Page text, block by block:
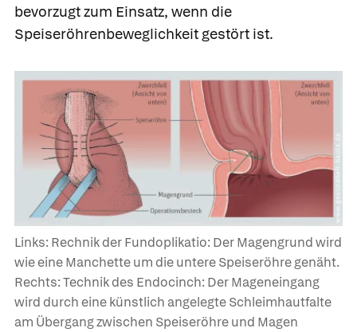
bevorzugt zum Einsatz, wenn die
Speiseröhrenbeweglichkeit gestört ist.
Links: Rechnik der Fundoplikatio: Der Magengrund wird
wie eine Manchette um die untere Speiseröhre genäht.
Rechts: Technik des Endocinch: Der Mageneingang
wird durch eine künstlich angelegte Schleimhautfalte
am Übergang zwischen Speiseröhre und Magen